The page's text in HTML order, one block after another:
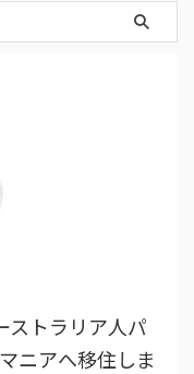
ストラリア人パ
ニアへ移住しま